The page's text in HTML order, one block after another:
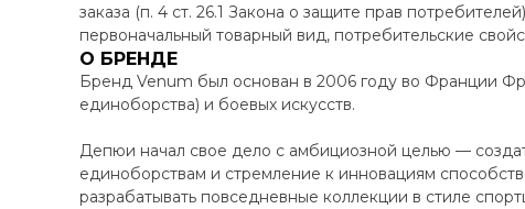
заказа (п. 4 ст. 26.1 Закона о защите прав
первоначальный товарный вид, потребительские
О БРЕНДЕ
Бренд Venum был основан в 2006 году во Франции
единоборства) и боевых искусств.
Депюи начал свое дело с амбициозной целью —
единоборствам и стремление к инновациям
разрабатывать повседневные коллекции в стиле